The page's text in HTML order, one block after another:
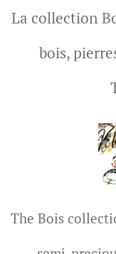
La collection
bois,
The Bois